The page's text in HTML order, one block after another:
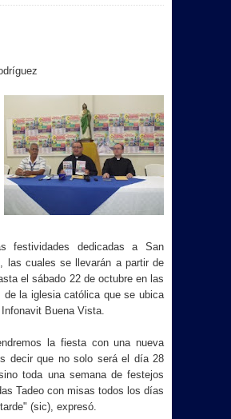
festividades dedicadas a San
las cuales se llevarán a partir de
el sábado 22 de octubre en las
de la iglesia católica que se ubica
Buena Vista.
la fiesta con una nueva
decir que no solo será el día 28
toda una semana de festejos
Tadeo con misas todos los días
(sic), expresó.